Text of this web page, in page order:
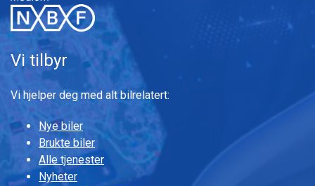
Vi tilbyr
Vi hjelper deg med alt bilrelatert:
Nye biler
Brukte biler
Alle tjenester
Nyheter